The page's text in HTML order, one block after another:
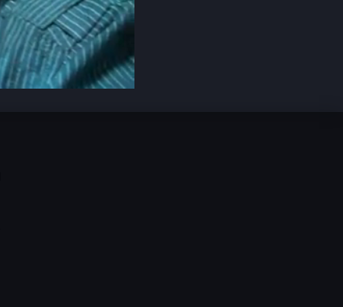
Open
quality